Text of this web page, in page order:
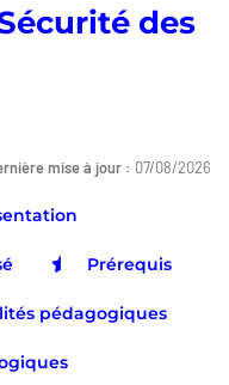
des
mise à jour : 07/08/2026
Prérequis
pédagogiques